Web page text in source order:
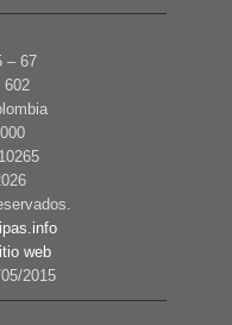
– 67
602
web
2015